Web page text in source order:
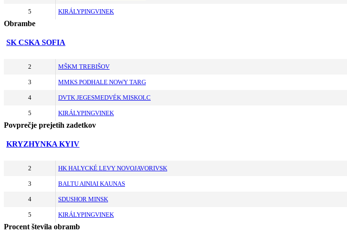
5 KIRÁLYPINGVINEK
Obrambe
SK CSKA SOFIA
2 MŠKM TREBIŠOV
3 MMKS PODHALE NOWY TARG
4 DVTK JEGESMEDVÉK MISKOLC
5 KIRÁLYPINGVINEK
Povprečje prejetih zadetkov
KRYZHYNKA KYIV
2 HK HALYCKÉ LEVY NOVOJAVORIVSK
3 BALTU AINIAI KAUNAS
4 SDUSHOR MINSK
5 KIRÁLYPINGVINEK
Procent števila obramb